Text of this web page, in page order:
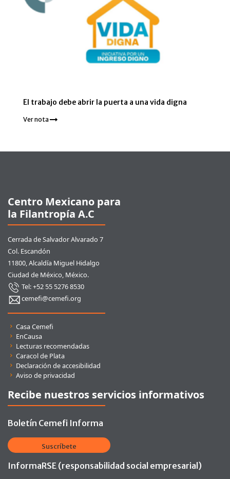
El trabajo debe abrir la puerta a una vida digna
Ver nota
Centro Mexicano para
la Filantropía A.C
Cerrada de Salvador Alvarado 7
Col. Escandón
11800, Alcaldía Miguel Hidalgo
Ciudad de México, México.
Tel: +52 55 5276 8530
cemefi@cemefi.org
Casa Cemefi
EnCausa
Lecturas recomendadas
Caracol de Plata
Declaración de accesibilidad
Aviso de privacidad
Recibe nuestros servicios informativos
Boletín Cemefi Informa
Suscríbete
InformaRSE (responsabilidad social empresarial)